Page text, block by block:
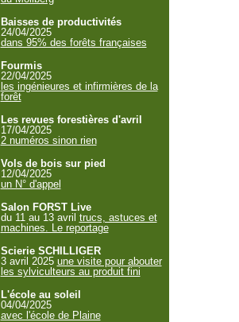
Baisses de productivités
24/04/2025
dans 95% des forêts françaises
Fourmis
22/04/2025
les ingénieures et infirmières de la
forêt
Les revues forestières d'avril
17/04/2025
2 numéros sinon rien
Vols de bois sur pied
12/04/2025
un N° d'appel
Salon FORST Live
du 11 au 13 avril trucs, astuces et
machines. Le reportage
Scierie SCHILLIGER
3 avril 2025 une visite pour abouter
les sylviculteurs au produit fini
L'école au soleil
04/04/2025
avec l'école de Plaine